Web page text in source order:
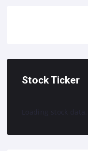
Stock Ticker
Loading stock data...